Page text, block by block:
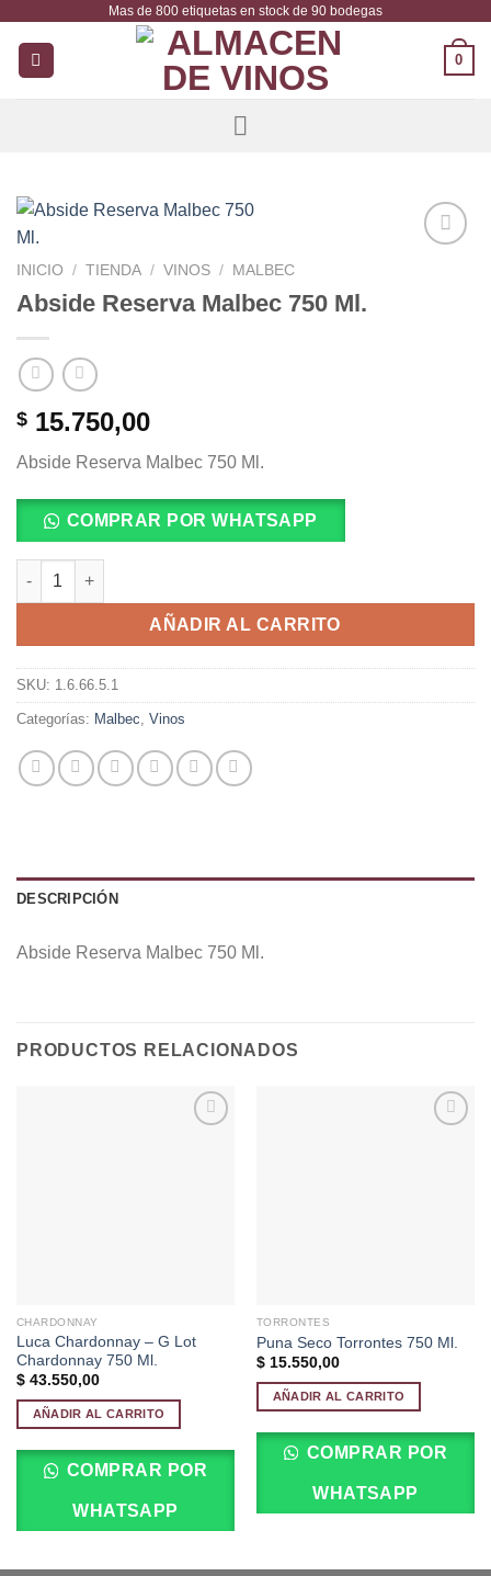
contenido
Mas de 800 etiquetas en stock de 90 bodegas
0
INICIO / TIENDA / VINOS / MALBEC
Abside Reserva Malbec 750 Ml.
$ 15.750,00
Abside Reserva Malbec 750 Ml.
COMPRAR POR WHATSAPP
Abside Reserva Malbec 750 Ml. cantidad
AÑADIR AL CARRITO
SKU: 1.6.66.5.1
Categorías: Malbec, Vinos
DESCRIPCIÓN
Abside Reserva Malbec 750 Ml.
PRODUCTOS RELACIONADOS
CHARDONNAY
Luca Chardonnay – G Lot
Chardonnay 750 Ml.
$43.550,00
AÑADIR AL CARRITO
COMPRAR POR
WHATSAPP
TORRONTES
Puna Seco Torrontes 750 Ml.
$15.550,00
AÑADIR AL CARRITO
COMPRAR POR
WHATSAPP